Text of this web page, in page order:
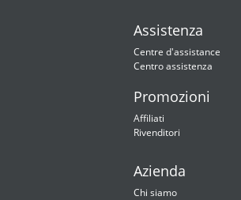
Assistenza
Centre d'assistance
Centro assistenza
Promozioni
Affiliati
Rivenditori
Azienda
Chi siamo